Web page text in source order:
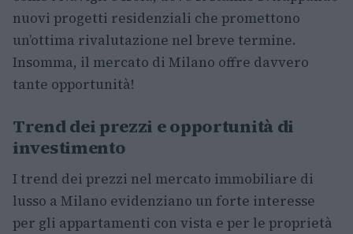
nuovi progetti residenziali che promettono
un’ottima rivalutazione nel breve termine.
Insomma, il mercato di Milano offre davvero
tante opportunità!
Trend dei prezzi e opportunità di
investimento
I trend dei prezzi nel mercato immobiliare di
lusso a Milano evidenziano un forte interesse
per gli appartamenti con vista e per le proprietà